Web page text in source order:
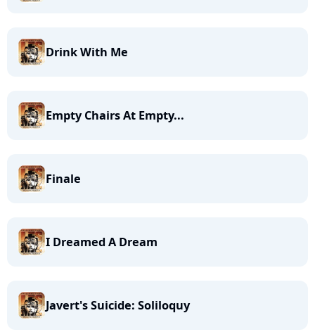
Drink With Me
Empty Chairs At Empty...
Finale
I Dreamed A Dream
Javert's Suicide: Soliloquy